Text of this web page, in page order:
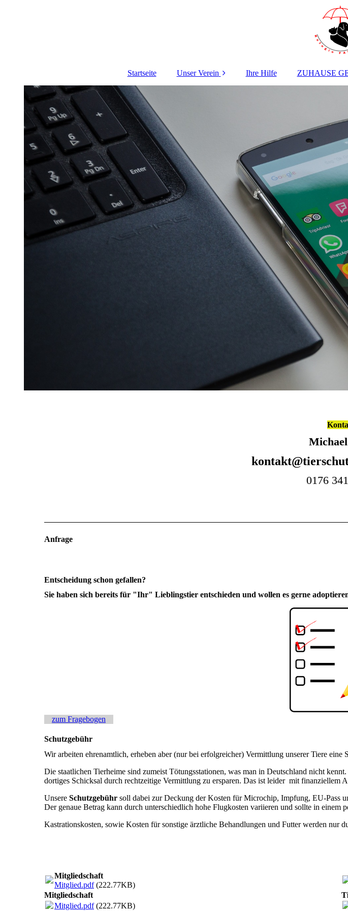
Startseite Unser Verein Ihre Hilfe ZUHAUSE
0176
Anfrage
Entscheidung schon gefallen?
Sie haben sich bereits für "Ihr" Lieblingstier entschieden und wollen es gerne
zum Fragebogen
Schutzgebühr
Wir arbeiten ehrenamtlich, erheben aber (nur bei erfolgreicher) Vermittlung unserer Tiere
Die staatlichen Tierheime sind zumeist Tötungsstationen, was man in Deutschland nicht
dortiges Schicksal durch rechtzeitige Vermittlung zu ersparen. Das ist leider mit finanziellem
Unsere Schutzgebühr soll dabei zur Deckung der Kosten für Microchip, Impfung, EU-Pass
Der genaue Betrag kann durch unterschiedlich hohe Flugkosten variieren und sollte in einem
Kastrationskosten, sowie Kosten für sonstige ärztliche Behandlungen und Futter werden nur
Mitgliedschaft
Mitglied.pdf(222.77KB)
Mitgliedschaft
Mitglied.pdf(222.77KB)